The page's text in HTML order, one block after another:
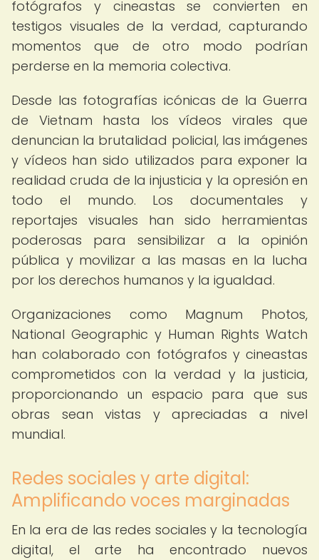
fotógrafos y cineastas se convierten en
testigos visuales de la verdad, capturando
momentos que de otro modo podrían
perderse en la memoria colectiva.
Desde las fotografías icónicas de la Guerra
de Vietnam hasta los vídeos virales que
denuncian la brutalidad policial, las imágenes
y vídeos han sido utilizados para exponer la
realidad cruda de la injusticia y la opresión en
todo el mundo. Los documentales y
reportajes visuales han sido herramientas
poderosas para sensibilizar a la opinión
pública y movilizar a las masas en la lucha
por los derechos humanos y la igualdad.
Organizaciones como Magnum Photos,
National Geographic y Human Rights Watch
han colaborado con fotógrafos y cineastas
comprometidos con la verdad y la justicia,
proporcionando un espacio para que sus
obras sean vistas y apreciadas a nivel
mundial.
Redes sociales y arte digital:
Amplificando voces marginadas
En la era de las redes sociales y la tecnología
digital, el arte ha encontrado nuevos